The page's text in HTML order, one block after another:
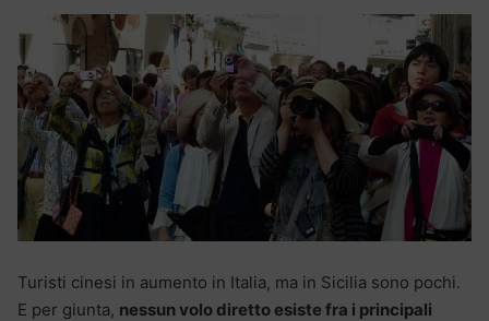
Turisti cinesi in aumento in Italia, ma in Sicilia sono pochi.
E per giunta, nessun volo diretto esiste fra i principali